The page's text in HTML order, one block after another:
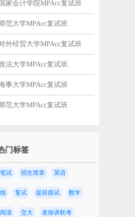
家会计学院MPAcc复试班
范大学MPAcc复试班
外经贸大学MPAcc复试班
法大学MPAcc复试班
事大学MPAcc复试班
范大学MPAcc复试班
门标签
试 招生简章 英语
复试 提前面试 数学
读 交大 老徐讲联考